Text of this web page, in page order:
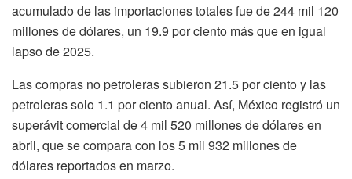
acumulado de las importaciones totales fue de 244 mil 120
millones de dólares, un 19.9 por ciento más que en igual
lapso de 2025.
Las compras no petroleras subieron 21.5 por ciento y las
petroleras solo 1.1 por ciento anual. Así, México registró un
superávit comercial de 4 mil 520 millones de dólares en
abril, que se compara con los 5 mil 932 millones de
dólares reportados en marzo.